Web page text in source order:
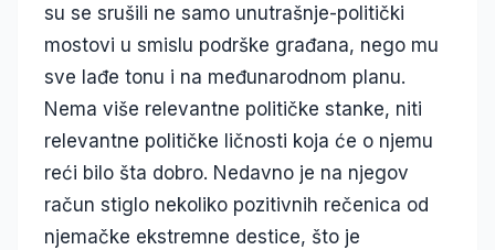
su se srušili ne samo unutrašnje-politički
mostovi u smislu podrške građana, nego mu
sve lađe tonu i na međunarodnom planu.
Nema više relevantne političke stanke, niti
relevantne političke ličnosti koja će o njemu
reći bilo šta dobro. Nedavno je na njegov
račun stiglo nekoliko pozitivnih rečenica od
njemačke ekstremne destice, što je